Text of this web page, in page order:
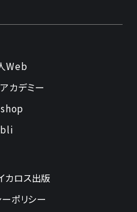
Web
カデミー
カロス出版
ポリシー